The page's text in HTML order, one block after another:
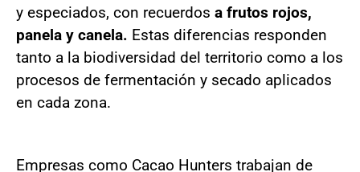
y especiados, con recuerdos a frutos rojos,
panela y canela. Estas diferencias responden
tanto a la biodiversidad del territorio como a los
procesos de fermentación y secado aplicados
en cada zona.
Empresas como Cacao Hunters trabajan de